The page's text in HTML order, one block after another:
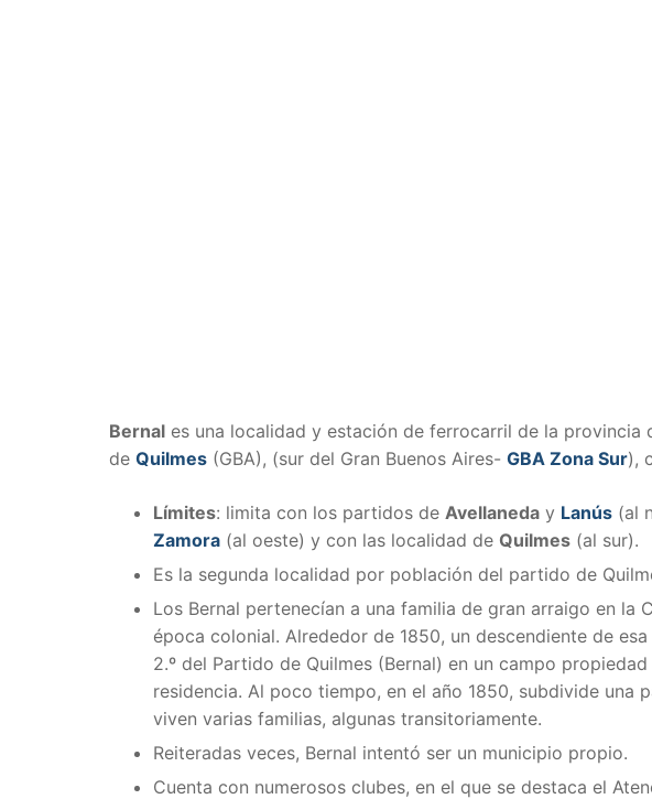
Bernal es una localidad y estación de ferrocarril de la provincia
de Quilmes (GBA), (sur del Gran Buenos Aires- GBA Zona Sur),
Límites: limita con los partidos de Avellaneda y Lanús (al
Zamora (al oeste) y con las localidad de Quilmes (al sur).
Es la segunda localidad por población del partido de
Los Bernal pertenecían a una familia de gran arraigo en la
época colonial. Alrededor de 1850, un descendiente de
2.º del Partido de Quilmes (Bernal) en un campo
residencia. Al poco tiempo, en el año 1850, subdivide una
viven varias familias, algunas transitoriamente.
Reiteradas veces, Bernal intentó ser un municipio propio.
Cuenta con numerosos clubes, en el que se destaca el